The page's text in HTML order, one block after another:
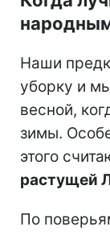
Наши
уборку и
весной,
зимы.
этого
растущей
По